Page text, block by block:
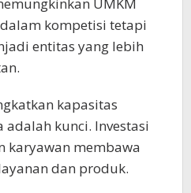
kompetisi tetapi
entitas yang lebih
kapasitas
kunci. Investasi
karyawan membawa
dan produk.